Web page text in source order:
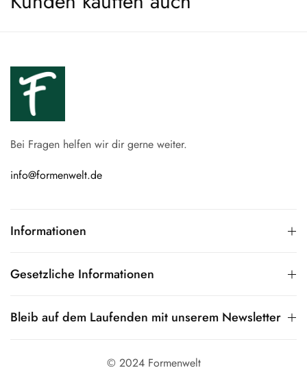
Bei Fragen helfen wir dir gerne weiter.
info@formenwelt.de
Informationen
Gesetzliche Informationen
Bleib auf dem Laufenden mit unserem Newsletter
© 2024 Formenwelt